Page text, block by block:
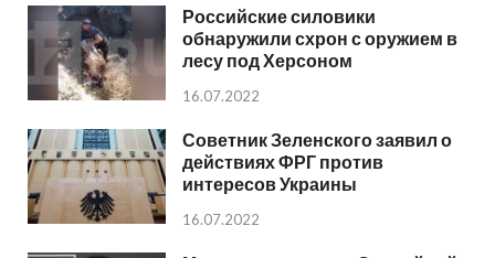
Российские силовики
обнаружили схрон с оружием в
лесу под Херсоном
16.07.2022
Советник Зеленского заявил о
действиях ФРГ против
интересов Украины
16.07.2022